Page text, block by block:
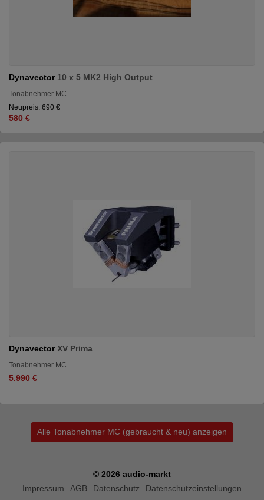
Dynavector 10 x 5 MK2 High Output
Tonabnehmer MC
Neupreis: 690 €
580 €
Dynavector XV Prima
Tonabnehmer MC
5.990 €
Alle Tonabnehmer MC (gebraucht & neu) anzeigen
© 2026 audio-markt
Impressum
AGB Datenschutz Datenschutzeinstellungen